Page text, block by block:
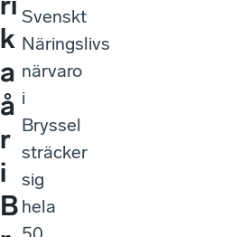
k
a
å
r
i
B
Svenskt
Näringslivs
närvaro
i
Bryssel
sträcker
sig
hela